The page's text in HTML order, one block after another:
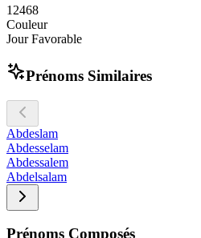
1 2468
Couleur
Jour Favorable
Prénoms Similaires
Abdeslam
Abdesselam
Abdessalem
Abdelsalam
Prénoms Composés